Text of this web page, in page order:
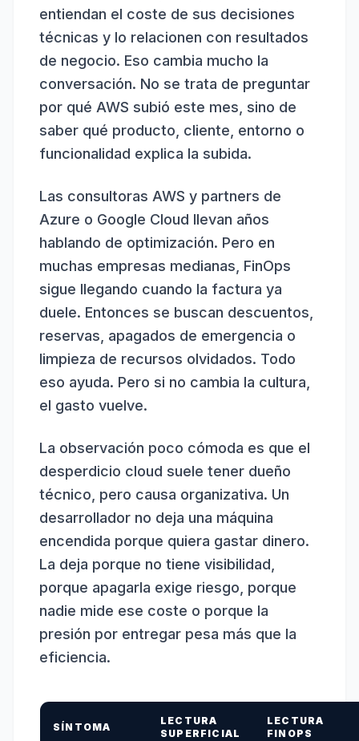
entiendan el coste de sus decisiones
técnicas y lo relacionen con resultados
de negocio. Eso cambia mucho la
conversación. No se trata de preguntar
por qué AWS subió este mes, sino de
saber qué producto, cliente, entorno o
funcionalidad explica la subida.
Las consultoras AWS y partners de
Azure o Google Cloud llevan años
hablando de optimización. Pero en
muchas empresas medianas, FinOps
sigue llegando cuando la factura ya
duele. Entonces se buscan descuentos,
reservas, apagados de emergencia o
limpieza de recursos olvidados. Todo
eso ayuda. Pero si no cambia la cultura,
el gasto vuelve.
La observación poco cómoda es que el
desperdicio cloud suele tener dueño
técnico, pero causa organizativa. Un
desarrollador no deja una máquina
encendida porque quiera gastar dinero.
La deja porque no tiene visibilidad,
porque apagarla exige riesgo, porque
nadie mide ese coste o porque la
presión por entregar pesa más que la
eficiencia.
SÍNTOMA
LECTURA
SUPERFICIAL
LECTURA
FINOPS